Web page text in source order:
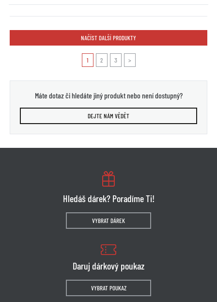
NAČÍST DALŠÍ PRODUKTY
1 2 3 >
Máte dotaz či hledáte jiný produkt nebo není dostupný?
DEJTE NÁM VĚDĚT
Hledáš dárek? Poradíme Ti!
VYBRAT DÁREK
Daruj dárkový poukaz
VYBRAT POUKAZ